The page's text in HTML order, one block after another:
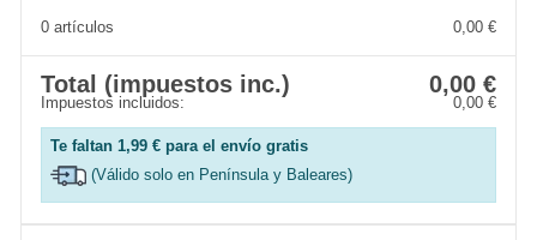
0 artículos 0,00 €
Total (impuestos inc.) 0,00 €
Impuestos incluidos: 0,00 €
Te faltan 1,99 €para el envío gratis
(Válido solo en Península y Baleares)